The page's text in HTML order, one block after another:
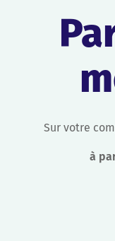
Sur votre
à